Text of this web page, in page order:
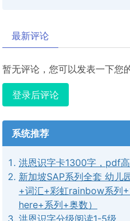
最新评论
暂无评论，您可以发表一下您
登录后评论
系统推荐
洪恩识字卡1300字，pdf
新加坡SAP系列全套 幼儿
+词汇+彩虹rainbow系列
here+系列+奥数）
洪恩识字分级阅读1-5级